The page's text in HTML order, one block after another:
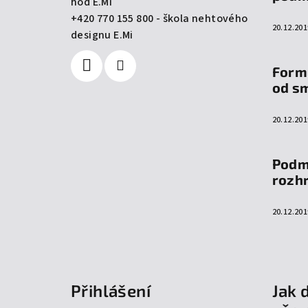
+420 770 155 800 - škola nehtového
designu E.Mi
od
Přihlášení
Jak